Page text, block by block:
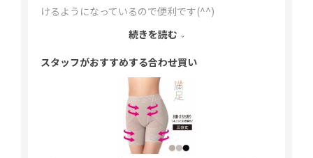
けるようになっているので便利です(^^)
す！
続きを読む
スタッフがおすすめする合わせ買い